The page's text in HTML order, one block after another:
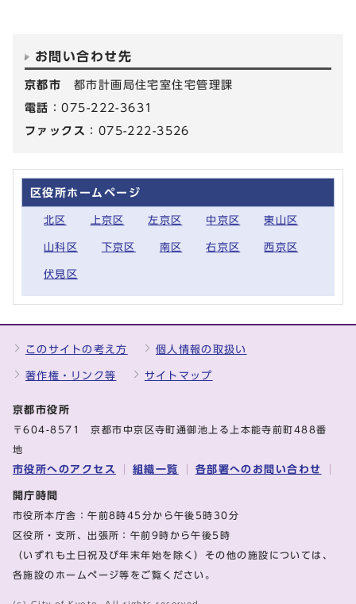
お問い合わせ先
京都市 都市計画局住宅室住宅管理課
電話 ：075-222-3631
ファックス ：075-222-3526
区役所ホームページ
北区 上京区 左京区 中京区 東山区
山科区 下京区 南区 右京区 西京区
伏見区
このサイトの考え方 個人情報の取扱い
著作権・リンク等 サイトマップ
京都市役所
〒604-8571 京都市中京区寺町通御池上る上本能寺前町488番
地
市役所へのアクセス 組織一覧 各部署へのお問い合わせ
開庁時間
市役所本庁舎：午前8時45分から午後5時30分
区役所・支所、出張所：午前9時から午後5時
（いずれも土日祝及び年末年始を除く）その他の施設については、
各施設のホームページ等をご覧ください。